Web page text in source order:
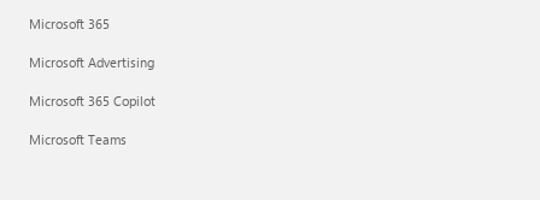
Microsoft 365
Microsoft Advertising
Microsoft 365 Copilot
Microsoft Teams